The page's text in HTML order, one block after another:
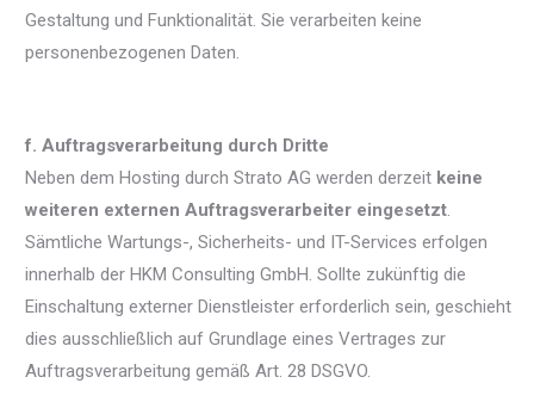
Gestaltung und Funktionalität. Sie verarbeiten keine
personenbezogenen Daten.
f. Auftragsverarbeitung durch Dritte
Neben dem Hosting durch Strato AG werden derzeit keine
weiteren externen Auftragsverarbeiter eingesetzt.
Sämtliche Wartungs-, Sicherheits- und IT-Services erfolgen
innerhalb der HKM Consulting GmbH. Sollte zukünftig die
Einschaltung externer Dienstleister erforderlich sein, geschieht
dies ausschließlich auf Grundlage eines Vertrages zur
Auftragsverarbeitung gemäß Art. 28 DSGVO.